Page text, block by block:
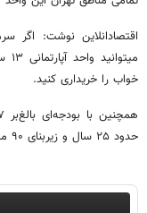
خواب را خریداری کنید.
حدود ۲۵ سال و زیربنای ۹۰ متری را در محدوده ستارخان را خریداری کنید.